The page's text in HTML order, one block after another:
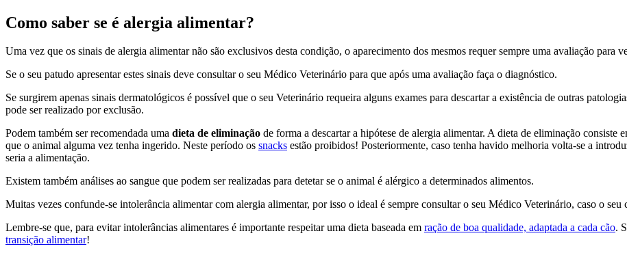
Como saber se é alergia alimentar?
Uma vez que os sinais de alergia alimentar não são exclusivos desta condição, o aparecimento dos mesmos requer sempre uma avaliação para
Se o seu patudo apresentar estes sinais deve consultar o seu Médico Veterinário para que após uma avaliação faça o diagnóstico.
Se surgirem apenas sinais dermatológicos é possível que o seu Veterinário requeira alguns exames para descartar a existência de outras
pode ser realizado por exclusão.
Podem também ser recomendada uma dieta de eliminação de forma a descartar a hipótese de alergia alimentar. A dieta de eliminação consiste
que o animal alguma vez tenha ingerido. Neste período os snacks estão proibidos! Posteriormente, caso tenha havido melhoria volta-se a
seria a alimentação.
Existem também análises ao sangue que podem ser realizadas para detetar se o animal é alérgico a determinados alimentos.
Muitas vezes confunde-se intolerância alimentar com alergia alimentar, por isso o ideal é sempre consultar o seu Médico Veterinário, caso o seu
Lembre-se que, para evitar intolerâncias alimentares é importante respeitar uma dieta baseada em ração de boa qualidade, adaptada a cada cão.
transição alimentar!